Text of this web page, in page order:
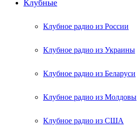
Клубные
Клубное радио из России
Клубное радио из Украины
Клубное радио из Беларуси
Клубное радио из Молдовы
Клубное радио из США